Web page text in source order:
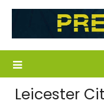
Leicester